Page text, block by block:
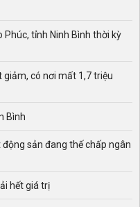
Phúc, tỉnh Ninh Bình thời kỳ
có nơi mất 1,7 triệu
Bình
sản đang thế chấp ngân
hết giá trị